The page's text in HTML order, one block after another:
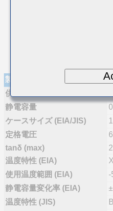
製品仕様
供給体制
静電容量
ケースサイズ (EIA/JIS)
定格電圧
tanδ (max)
温度特性 (EIA)
使用温度範囲 (EIA)
-
静電容量変化率 (EIA)
温度特性 (JIS)
B